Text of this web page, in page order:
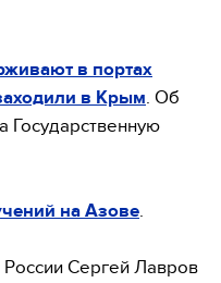
в портах
в Крым . Об
Государственную
на Азове
России Сергей Лавров